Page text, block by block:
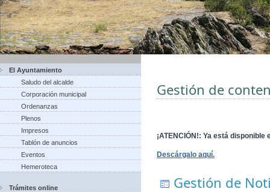
El Ayuntamiento
Saludo del alcalde
Corporación municipal
Ordenanzas
Plenos
Impresos
Tablón de anuncios
Eventos
Hemeroteca
Trámites online
Gestión de
¡ATENCIÓN!: Ya está disponible
Descárgalo aquí.
Gestión de